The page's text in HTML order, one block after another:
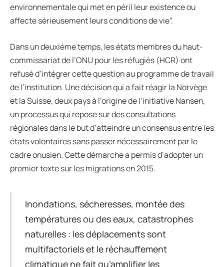
environnementale qui met en péril leur existence ou
affecte sérieusement leurs conditions de vie”.
Dans un deuxième temps, les états membres du haut-
commissariat de l’ONU pour les réfugiés (HCR) ont
refusé d’intégrer cette question au programme de travail
de l’institution. Une décision qui a fait réagir la Norvège
et la Suisse, deux pays à l’origine de l’initiative Nansen,
un processus qui repose sur des consultations
régionales dans le but d’atteindre un consensus entre les
états volontaires sans passer nécessairement par le
cadre onusien. Cette démarche a permis d’adopter un
premier texte sur les migrations en 2015.
Inondations, sécheresses, montée des
températures ou des eaux, catastrophes
naturelles : les déplacements sont
multifactoriels et le réchauffement
climatique ne fait qu’amplifier les